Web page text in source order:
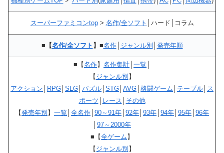
スーパーファミコンtop> 名作/全ソフト │ハード│コラム
■【名作/全ソフト 】■名作│ ジャンル別 発売年順
■ 【名作】 名作集計 一覧
【ジャンル別】
アクション
RPG SLG パズル STG AVG 格闘ゲーム テーブル
ス
ポーツ
レース
その他
【発売年別】 一覧 全名作 90～91年 92年 93年 94年 95年 96年
97～2000年
■ 【全ゲーム】
【ジャンル別】